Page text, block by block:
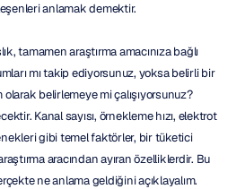
anlamak demektir.
tamamen araştırma amacınıza bağlı
mı takip ediyorsunuz, yoksa belirli bir
belirlemeye mi çalışıyorsunuz?
Kanal sayısı, örnekleme hızı, elektrot
gibi temel faktörler, bir tüketici
aracından ayıran özelliklerdir. Bu
ne anlama geldiğini açıklayalım.